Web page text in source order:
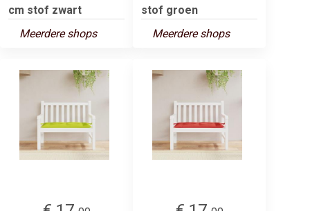
cm stof zwart
Meerdere shops
stof groen
Meerdere shops